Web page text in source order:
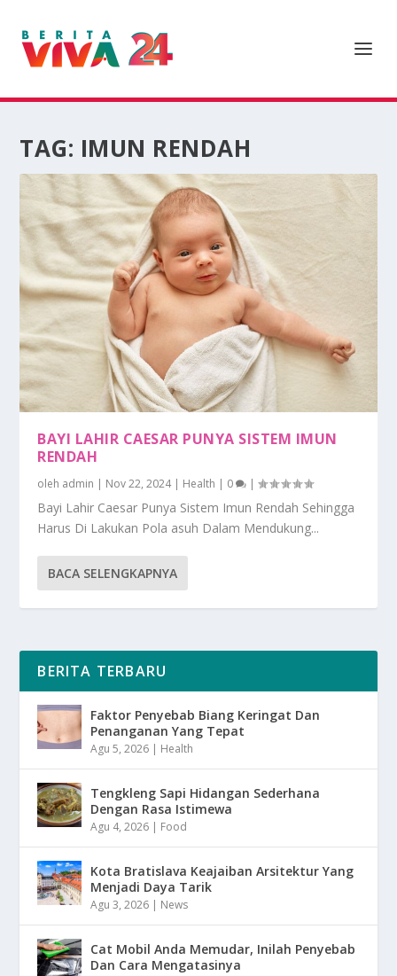
TAG: IMUN RENDAH
BAYI LAHIR CAESAR PUNYA SISTEM IMUN
RENDAH
oleh admin | Nov 22, 2024| Health | 0 |
Bayi Lahir Caesar Punya Sistem Imun Rendah Sehingga
Harus Di Lakukan Pola asuh Dalam Mendukung...
BACA SELENGKAPNYA
BERITA TERBARU
Faktor Penyebab Biang Keringat Dan
Penanganan Yang Tepat
Agu 5, 2026 | Health
Tengkleng Sapi Hidangan Sederhana
Dengan Rasa Istimewa
Agu 4, 2026 | Food
Kota Bratislava Keajaiban Arsitektur Yang
Menjadi Daya Tarik
Agu 3, 2026 | News
Cat Mobil Anda Memudar, Inilah Penyebab
Dan Cara Mengatasinya